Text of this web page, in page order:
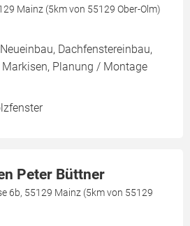
Mainz (5km von 55129 Ober-Olm)
Dachfenstereinbau,
Planung / Montage
Peter Büttner
6b, 55129 Mainz (5km von 55129